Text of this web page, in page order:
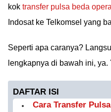
kok transfer pulsa beda
Indosat ke Telkomsel yang
Seperti apa caranya?
lengkapnya di bawah ini,
DAFTAR ISI
Cara Transfer